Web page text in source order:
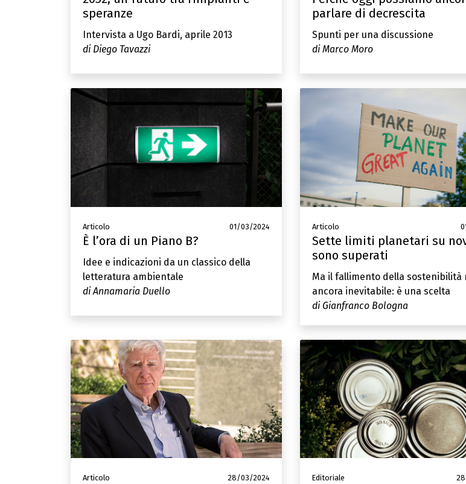
speranze
Intervista a Ugo Bardi, aprile 2013
di Diego Tavazzi
parlare di decrescita
Spunti per una discussione
di Marco Moro
Articolo 01/03/2024
È l’ora di un Piano B?
Idee e indicazioni da un classico della
letteratura ambientale
di Annamaria Duello
Articolo
Sette limiti planetari su
sono superati
Ma il fallimento della sostenibilità
ancora inevitabile: è una scelta
di Gianfranco Bologna
Articolo 28/03/2024 Editoriale